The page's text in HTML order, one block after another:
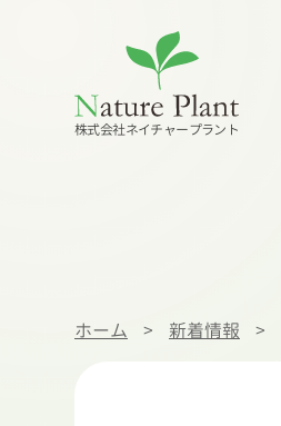
株式会社ネイチャープラント
ホーム > 新着情報 >